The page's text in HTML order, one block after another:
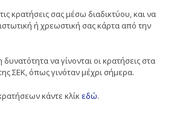
κρατήσεις σας μέσω διαδικτύου, και να
ή χρεωστική σας κάρτα από την
να γίνονται οι κρατήσεις στα
ΣΕΚ, όπως γινόταν μέχρι σήμερα.
κάντε κλίκ εδώ.